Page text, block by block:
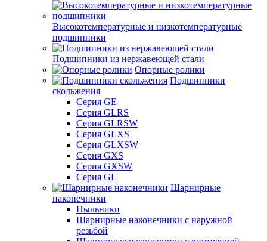
Высокотемпературные и низкотемпературные
подшипники
Подшипники из нержавеющей стали
Опорные ролики
Подшипники
скольжения
Серия GE
Серия GLRS
Серия GLRSW
Серия GLXS
Серия GLXSW
Серия GXS
Серия GXSW
Серия GL
Шарнирные
наконечники
Пыльники
Шарнирные наконечники с наружной
резьбой